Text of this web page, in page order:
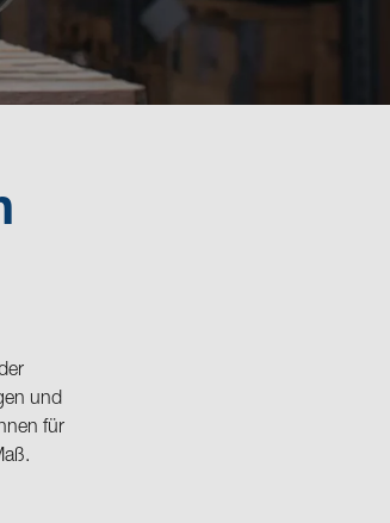
und
für